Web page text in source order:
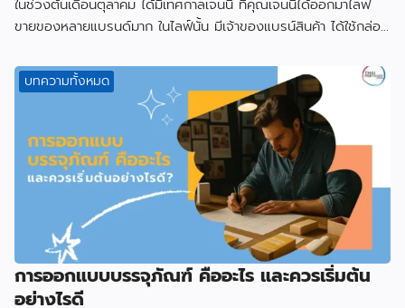
ในช่วงต้นเดือนตุลาคม ได้มีเทศกาลเจนนี่ ที่คุณเจนนี้ได้ออกมาไลฟ์
ขายของหลายแบรนด์มาก ในไลฟ์นั้น มีเจ้าของแบรน์สินค้า ได้ใช้กล่อง
บทความทั้งหมด
การออกแบบบรรจุภัณฑ์ คืออะไร และควรเริ่มต้น
อย่างไรดี